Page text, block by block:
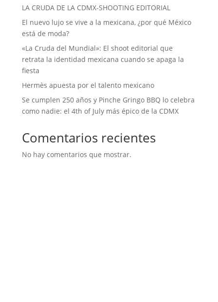
LA CRUDA DE LA CDMX-SHOOTING EDITORIAL
El nuevo lujo se vive a la mexicana, ¿por qué México
está de moda?
«La Cruda del Mundial»: El shoot editorial que
retrata la identidad mexicana cuando se apaga la
fiesta
Hermès apuesta por el talento mexicano
Se cumplen 250 años y Pinche Gringo BBQ lo celebra
como nadie: el 4th of July más épico de la CDMX
Comentarios recientes
No hay comentarios que mostrar.